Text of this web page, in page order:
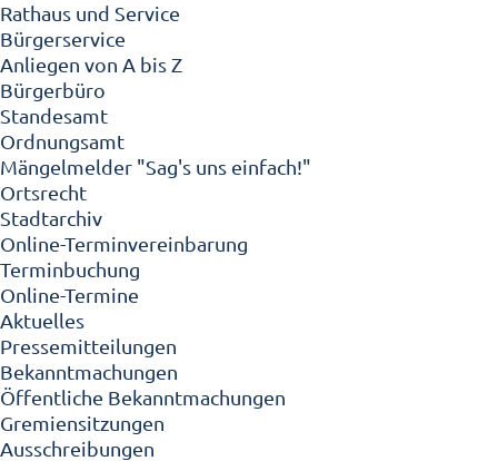
Rathaus und Service
Bürgerservice
Anliegen von A bis Z
Bürgerbüro
Standesamt
Ordnungsamt
Mängelmelder "Sag's uns einfach!"
Ortsrecht
Stadtarchiv
Online-Terminvereinbarung
Terminbuchung
Online-Termine
Aktuelles
Pressemitteilungen
Bekanntmachungen
Öffentliche Bekanntmachungen
Gremiensitzungen
Ausschreibungen